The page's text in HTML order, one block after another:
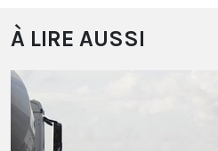
À LIRE AUSSI